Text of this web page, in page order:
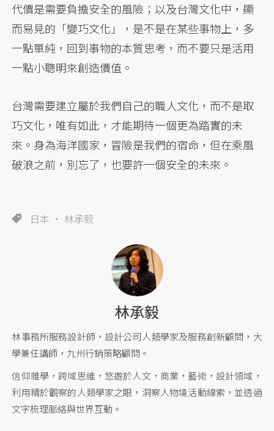
代價是需要負擔安全的風險；以及台灣文化中，顯
而易見的「變巧文化」，是不是在某些事物上，多
一點單純，回到事物的本質思考，而不要只是活用
一點小聰明來創造價值。
台灣需要建立屬於我們自己的職人文化，而不是取
巧文化，唯有如此，才能期待一個更為踏實的未
來。身為海洋國家，冒險是我們的宿命，但在乘風
破浪之前，別忘了，也要許一個安全的未來。
日本 林承毅
林承毅
林事務所服務設計師，設計公司人類學家及服務創新顧問，大
學兼任講師，九州行銷策略顧問。
信仰雜學，跨域思維，悠遊於人文，商業，藝術，設計領域，
利用精於觀察的人類學家之眼，洞察人物境活動線索，並透過
文字梳理脈絡與世界互動。